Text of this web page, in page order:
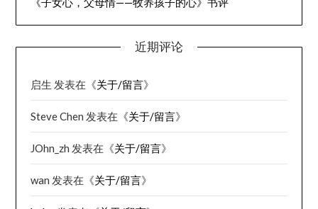
近期评论
启生 发表在《关于/留言》
Steve Chen 发表在《关于/留言》
JOhn_zh 发表在《关于/留言》
wan 发表在《关于/留言》